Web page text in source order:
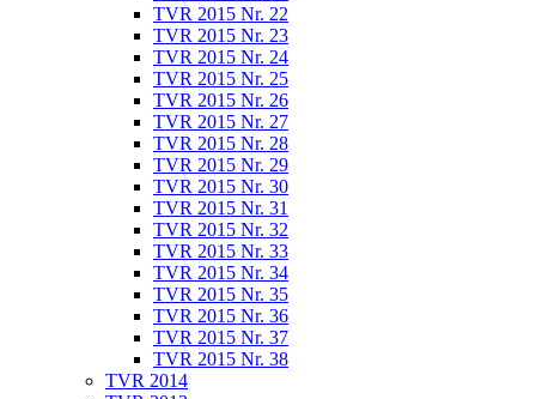
TVR 2015 Nr. 22
TVR 2015 Nr. 23
TVR 2015 Nr. 24
TVR 2015 Nr. 25
TVR 2015 Nr. 26
TVR 2015 Nr. 27
TVR 2015 Nr. 28
TVR 2015 Nr. 29
TVR 2015 Nr. 30
TVR 2015 Nr. 31
TVR 2015 Nr. 32
TVR 2015 Nr. 33
TVR 2015 Nr. 34
TVR 2015 Nr. 35
TVR 2015 Nr. 36
TVR 2015 Nr. 37
TVR 2015 Nr. 38
TVR 2014